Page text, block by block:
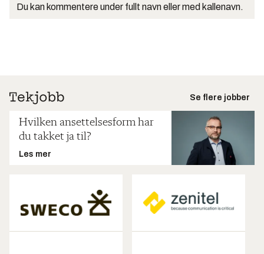
Du kan kommentere under fullt navn eller med kallenavn.
Se flere jobber
Hvilken ansettelsesform har
du takket ja til?
Les mer